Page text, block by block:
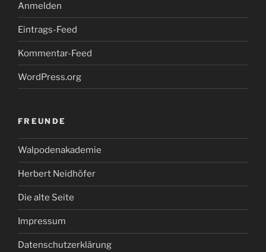
Anmelden
Eintrags-Feed
Kommentar-Feed
WordPress.org
FREUNDE
Walpodenakademie
Herbert Neidhöfer
Die alte Seite
Impressum
Datenschutzerklärung